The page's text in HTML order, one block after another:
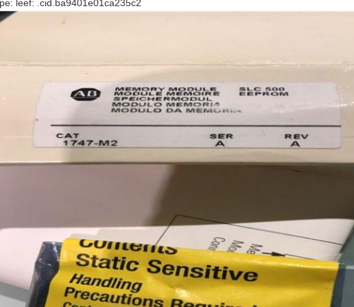
leef: .cid.ba9401e01ca235c2